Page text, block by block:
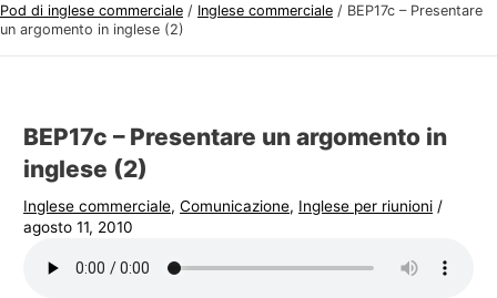
Pod di inglese commerciale / Inglese commerciale / BEP17c – Presentare
un argomento in inglese (2)
BEP17c – Presentare un argomento in
inglese (2)
Inglese commerciale,Comunicazione, Inglese per riunioni /
agosto 11, 2010
d
g
l
e
s